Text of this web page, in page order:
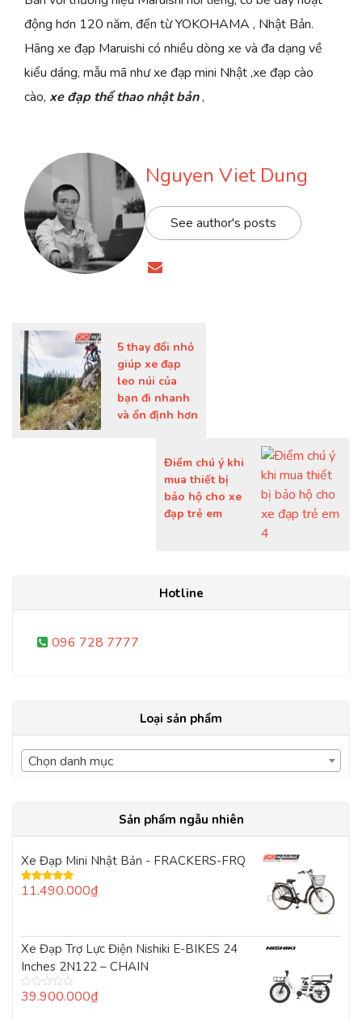
động hơn 120 năm, đến từ YOKOHAMA , Nhật Bản.
Hãng xe đạp Maruishi có nhiều dòng xe và đa dạng về
kiểu dáng, mẫu mã như xe đạp mini Nhật ,xe đạp cào
cào, xe đạp thể thao nhật bản,
Nguyen Viet Dung
See author's posts
5 thay đổi nhỏ
giúp xe đạp
leo núi của
bạn đi nhanh
và ổn định hơn
Điểm chú ý khi
mua thiết bị
bảo hộ cho xe
đạp trẻ em
Hotline
096 728 7777
Loại sản phẩm
Chọn danh mục
Sản phẩm ngẫu nhiên
Xe Đạp Mini Nhật Bản - FRACKERS-FRQ
Được xếp
11.490.000₫
Xe Đạp Trợ Lực Điện Nishiki E-BIKES 24
Inches 2N122 – CHAIN
Được
39.900.000₫